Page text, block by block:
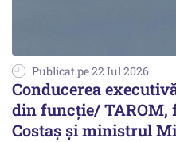
Publicat pe 22 Iul 2026
Conducerea
din funcție/ TAROM,
Costaș și ministrul